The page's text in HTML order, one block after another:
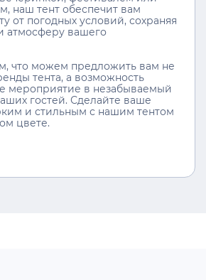
наш тент обеспечит вам
от погодных условий, сохраняя
атмосферу вашего
что можем предложить вам не
тента, а возможность
мероприятие в незабываемый
гостей. Сделайте ваше
и стильным с нашим тентом
цвете.